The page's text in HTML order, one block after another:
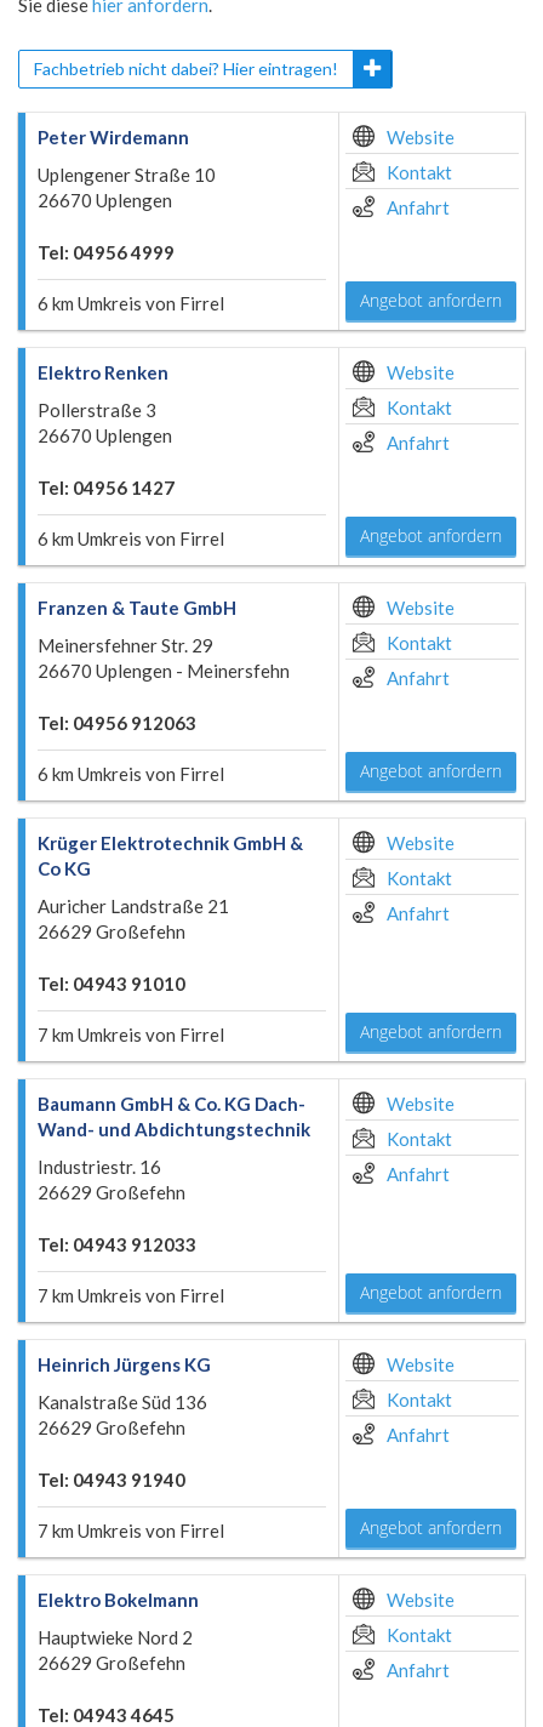
Sie diese hier anfordern.
Fachbetrieb nicht dabei? Hier eintragen!
Peter Wirdemann
Uplengener Straße 10
26670 Uplengen
Tel: 04956 4999
6 km Umkreis von Firrel
Website
Kontakt
Anfahrt
Angebot anfordern
Elektro Renken
Pollerstraße 3
26670 Uplengen
Tel: 04956 1427
6 km Umkreis von Firrel
Website
Kontakt
Anfahrt
Angebot anfordern
Franzen & Taute GmbH
Meinersfehner Str. 29
26670 Uplengen - Meinersfehn
Tel: 04956 912063
6 km Umkreis von Firrel
Website
Kontakt
Anfahrt
Angebot anfordern
Krüger Elektrotechnik GmbH &
Co KG
Auricher Landstraße 21
26629 Großefehn
Tel: 04943 91010
7 km Umkreis von Firrel
Website
Kontakt
Anfahrt
Angebot anfordern
Baumann GmbH & Co. KG Dach-
Wand- und Abdichtungstechnik
Industriestr. 16
26629 Großefehn
Tel: 04943 912033
7 km Umkreis von Firrel
Website
Kontakt
Anfahrt
Angebot anfordern
Heinrich Jürgens KG
Kanalstraße Süd 136
26629 Großefehn
Tel: 04943 91940
7 km Umkreis von Firrel
Website
Kontakt
Anfahrt
Angebot anfordern
Elektro Bokelmann
Hauptwieke Nord 2
26629 Großefehn
Tel: 04943 4645
Website
Kontakt
Anfahrt